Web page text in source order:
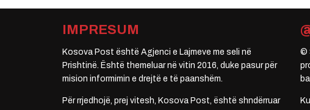
IMPRESUM
Kosova Post është Agjenci e Lajmeve me seli në
Prishtinë. Është themeluar në vitin 2016, duke pasur për
mision informimin e drejtë e të paanshëm.
Për rrjedhojë, prej vitesh, Kosova Post, është shndërruar
©